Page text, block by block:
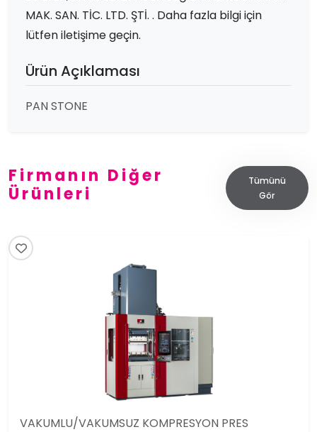
MAK. SAN. TİC. LTD. ŞTİ. . Daha fazla bilgi için
lütfen iletişime geçin.
Ürün Açıklaması
PAN STONE
Firmanın Diğer
Ürünleri
Tümünü
Gör
VAKUMLU/VAKUMSUZ KOMPRESYON PRES